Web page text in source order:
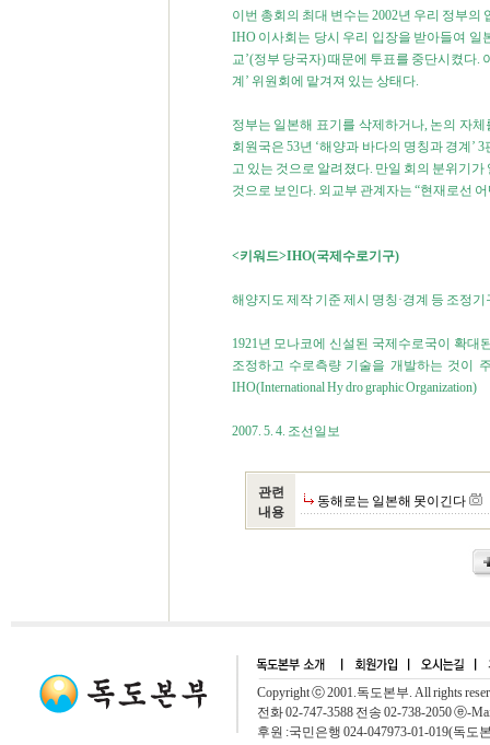
이번 총회의 최대 변수는 2002년 우리 정부
IHO 이사회는 당시 우리 입장을 받아들여 일
교’(정부 당국자) 때문에 투표를 중단시켰다.
계’ 위원회에 맡겨져 있는 상태다.
정부는 일본해 표기를 삭제하거나, 논의 자
회원국은 53년 ‘해양과 바다의 명칭과 경계’
고 있는 것으로 알려졌다. 만일 회의 분위기
것으로 보인다. 외교부 관계자는 “현재로선
<키워드>IHO(국제수로기구)
해양지도 제작 기준 제시 명칭·경계 등 조정기
1921년 모나코에 신설된 국제수로국이 확
조정하고 수로측량 기술을 개발하는 것이
IHO(International Hy dro graphic Organization)
2007. 5. 4. 조선일보
관련
내용
동해로는 일본해 못이긴다
Copyright ⓒ 2001.독도본부. All rights
전화 02-747-3588 전송 02-738-2050 ⓔ-
후원 :국민은행 024-047973-01-019(독도